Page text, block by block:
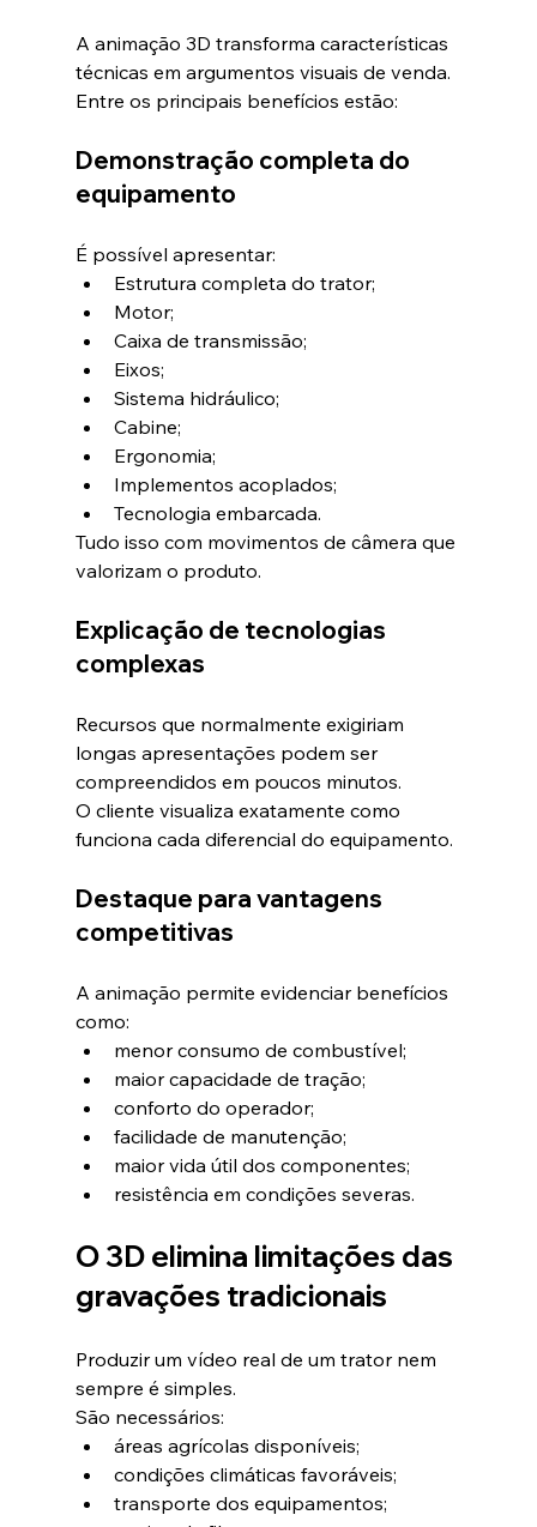
A animação 3D transforma características
técnicas em argumentos visuais de venda.
Entre os principais benefícios estão:
Demonstração completa do
equipamento
É possível apresentar:
Estrutura completa do trator;
Motor;
Caixa de transmissão;
Eixos;
Sistema hidráulico;
Cabine;
Ergonomia;
Implementos acoplados;
Tecnologia embarcada.
Tudo isso com movimentos de câmera que
valorizam o produto.
Explicação de tecnologias
complexas
Recursos que normalmente exigiriam
longas apresentações podem ser
compreendidos em poucos minutos.
O cliente visualiza exatamente como
funciona cada diferencial do equipamento.
Destaque para vantagens
competitivas
A animação permite evidenciar benefícios
como:
menor consumo de combustível;
maior capacidade de tração;
conforto do operador;
facilidade de manutenção;
maior vida útil dos componentes;
resistência em condições severas.
O 3D elimina limitações das
gravações tradicionais
Produzir um vídeo real de um trator nem
sempre é simples.
São necessários:
áreas agrícolas disponíveis;
condições climáticas favoráveis;
transporte dos equipamentos;